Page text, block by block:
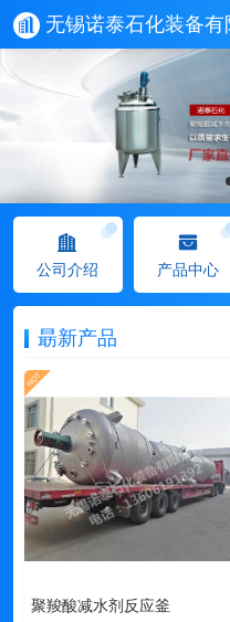
无锡诺泰石化装备有
公司介绍 产品中心
朂新产品
聚羧酸减水剂反应釜